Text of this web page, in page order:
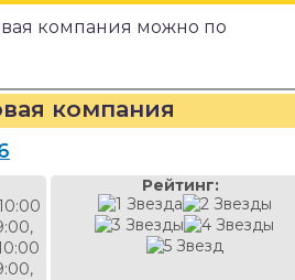
компания можно по
компания
Рейтинг: